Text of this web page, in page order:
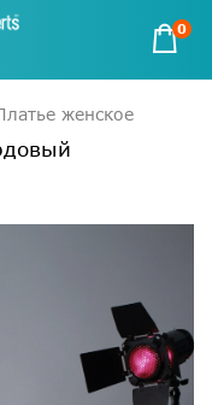
0
женское